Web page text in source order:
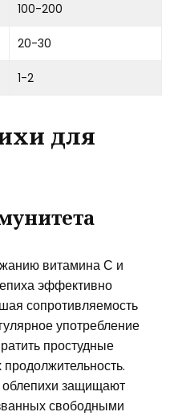
100-200
20-30
1-2
для
витамина С и
эффективно
сопротивляемость
употребление
простудные
облепихи защищают
свободными